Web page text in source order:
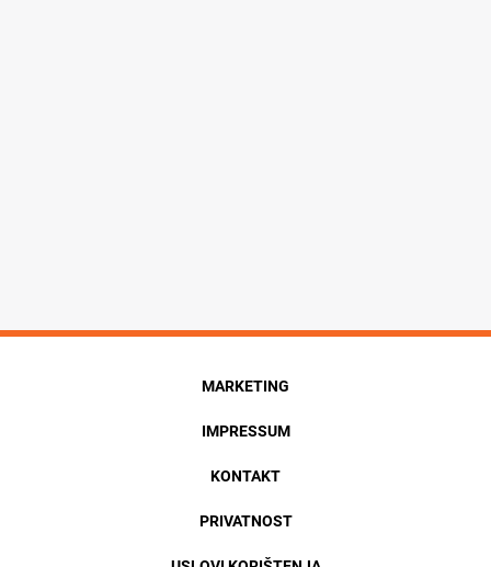
MARKETING
IMPRESSUM
KONTAKT
PRIVATNOST